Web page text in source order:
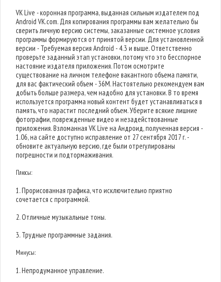
VK Live - коронная программа, выданная сильным издателем под
Android VK.com. Для копирования программы вам желательно бы
сверить личную версию системы, заказанные системное условия
программы формируются от принятой версии. Для установленной
версии - Требуемая версия Android - 4.3 и выше. Ответственно
проверьте заданный этап установки, потому что это бесспорное
настояние издателя приложения. Потом осмотрите
существование на личном телефоне вакантного объема памяти,
для вас фактический объем - 36M. Настоятельно рекомендуем вам
добыть больше размера, чем надобно для установки. В то время
используется программа новый контент будет устанавливаться в
память, что нарастит последний объем. Уберите всякие лишние
фотографии, поврежденные видео и незадействованные
приложения. Взломанная VK Live на Андроид, полученная версия -
1.06, на сайте доступно исправление от 27 сентября 2017 г. -
обновите актуальную версию, где были отрегулированы
погрешности и подтормаживания.
Плюсы:
1. Прорисованная графика, что исключительно приятно
сочетается с программой.
2. Отличные музыкальные тоны.
3. Трудные программные задания.
Минусы:
1. Непродуманное управление.